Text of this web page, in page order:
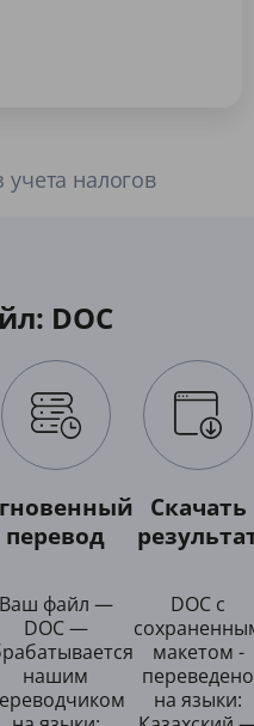
налогов
DOC
перевод
Ваш файл —
DOC —
нашим
Скачать
DOC с
макетом -
переведено
на языки: